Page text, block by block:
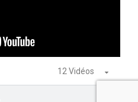
12 Vidéos